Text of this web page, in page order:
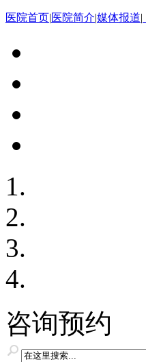
医院首页|医院简介|媒体报道|
咨询预约